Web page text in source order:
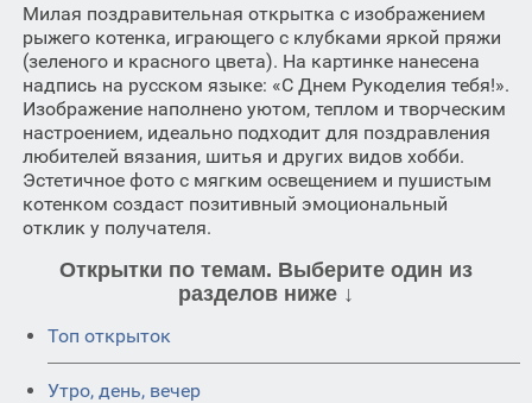
Милая поздравительная открытка с изображением
рыжего котенка, играющего с клубками яркой пряжи
(зеленого и красного цвета). На картинке нанесена
надпись на русском языке: «С Днем Рукоделия тебя!».
Изображение наполнено уютом, теплом и творческим
настроением, идеально подходит для поздравления
любителей вязания, шитья и других видов хобби.
Эстетичное фото с мягким освещением и пушистым
котенком создаст позитивный эмоциональный
отклик у получателя.
Открытки по темам. Выберите один из
разделов ниже ↓
Топ открыток
Утро, день, вечер